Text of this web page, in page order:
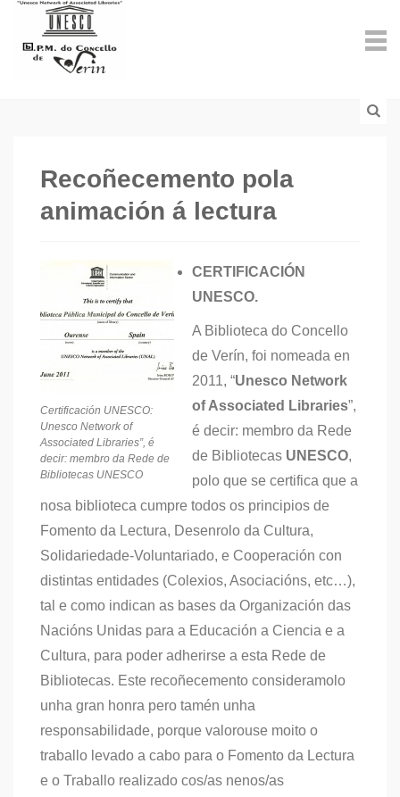
Recoñecemento pola
animación á lectura
Certificación UNESCO:
Unesco Network of
Associated Libraries”, é
decir: membro da Rede de
Bibliotecas UNESCO
CERTIFICACIÓN
UNESCO.
A Biblioteca do Concello
de Verín, foi nomeada en
2011, “Unesco Network
of Associated Libraries”,
é decir: membro da Rede
de Bibliotecas UNESCO,
polo que se certifica que a
nosa biblioteca cumpre todos os principios de
Fomento da Lectura, Desenrolo da Cultura,
Solidariedade-Voluntariado, e Cooperación con
distintas entidades (Colexios, Asociacións, etc…),
tal e como indican as bases da Organización das
Nacións Unidas para a Educación a Ciencia e a
Cultura, para poder adherirse a esta Rede de
Bibliotecas. Este recoñecemento consideramolo
unha gran honra pero tamén unha
responsabilidade, porque valorouse moito o
traballo levado a cabo para o Fomento da Lectura
e o Traballo realizado cos/as nenos/as